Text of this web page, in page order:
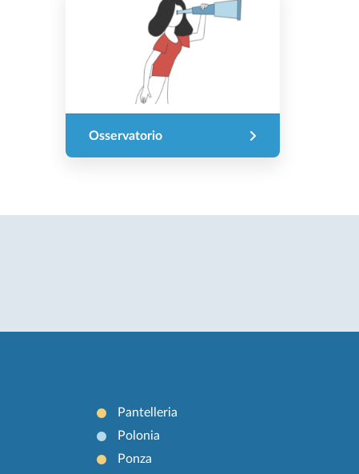
Osservatorio
Pantelleria
Polonia
Ponza